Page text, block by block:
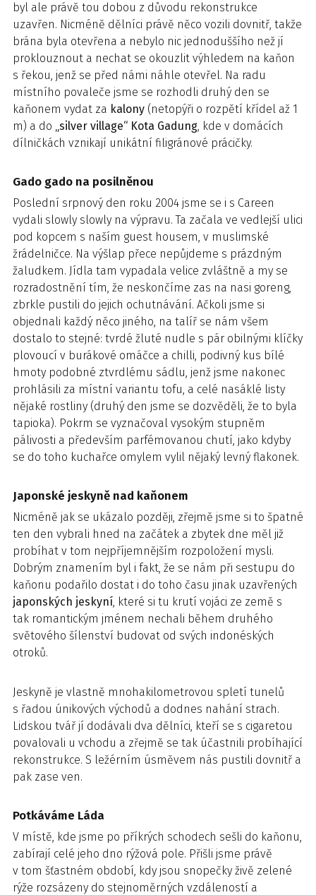
byl ale právě tou dobou z důvodu rekonstrukce
uzavřen. Nicméně dělníci právě něco vozili dovnitř, takže
brána byla otevřena a nebylo nic jednoduššího než jí
proklouznout a nechat se okouzlit výhledem na kaňon
s řekou, jenž se před námi náhle otevřel. Na radu
místního povaleče jsme se rozhodli druhý den se
kaňonem vydat za kalony (netopýři o rozpětí křídel až 1
m) a do „silver village“ Kota Gadung, kde v domácích
dílničkách vznikají unikátní filigránové prácičky.
Gado gado na posilněnou
Poslední srpnový den roku 2004 jsme se i s Careen
vydali slowly slowly na výpravu. Ta začala ve vedlejší ulici
pod kopcem s naším guest housem, v muslimské
žrádelničce. Na výšlap přece nepůjdeme s prázdným
žaludkem. Jídla tam vypadala velice zvláštně a my se
rozradostnění tím, že neskončíme zas na nasi goreng,
zbrkle pustili do jejich ochutnávání. Ačkoli jsme si
objednali každý něco jiného, na talíř se nám všem
dostalo to stejné: tvrdé žluté nudle s pár obilnými klíčky
plovoucí v burákové omáčce a chilli, podivný kus bílé
hmoty podobné ztvrdlému sádlu, jenž jsme nakonec
prohlásili za místní variantu tofu, a celé nasáklé listy
nějaké rostliny (druhý den jsme se dozvěděli, že to byla
tapioka). Pokrm se vyznačoval vysokým stupněm
pálivosti a především parfémovanou chutí, jako kdyby
se do toho kuchařce omylem vylil nějaký levný flakonek.
Japonské jeskyně nad kaňonem
Nicméně jak se ukázalo později, zřejmě jsme si to špatné
ten den vybrali hned na začátek a zbytek dne měl již
probíhat v tom nejpříjemnějším rozpoložení mysli.
Dobrým znamením byl i fakt, že se nám při sestupu do
kaňonu podařilo dostat i do toho času jinak uzavřených
japonských jeskyní, které si tu krutí vojáci ze země s
tak romantickým jménem nechali během druhého
světového šílenství budovat od svých indonéských
otroků.
Jeskyně je vlastně mnohakilometrovou spletí tunelů
s řadou únikových východů a dodnes nahání strach.
Lidskou tvář jí dodávali dva dělníci, kteří se s cigaretou
povalovali u vchodu a zřejmě se tak účastnili probíhající
rekonstrukce. S ležérním úsměvem nás pustili dovnitř a
pak zase ven.
Potkáváme Láda
V místě, kde jsme po příkrých schodech sešli do kaňonu,
zabírají celé jeho dno rýžová pole. Přišli jsme právě
v tom šťastném období, kdy jsou snopečky živě zelené
rýže rozsázeny do stejnoměrných vzdáleností a